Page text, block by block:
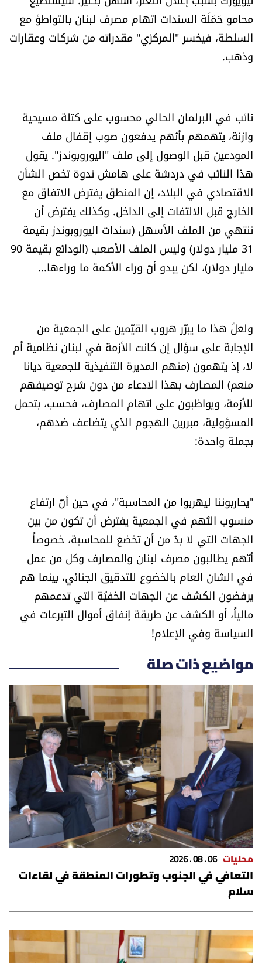
محامو حَمَلَة السندات اتهام مصرف لبنان بالتواطؤ مع
السلطة، فيخسر "المركزي" مقدراته من شركات وعقارات
وذهب.
نائب في البرلمان الحالي محسوب على كتلة مسيحية
وازنة، يتهمهم بأنّهم يدفعون صوب إقفال ملف
المودعين قبل الوصول إلى ملف "اليوروبوندز". يقول
هذا النائب في دردشة على هامش ندوة تخص الشأن
الاقتصادي في البلاد، إن المنطق يفترض الاتفاق مع
الخارج قبل الالتفات إلى الداخل. وكذلك يفترض أن
ننتهي من الملف الأسهل (سندات اليوروبوندز بقيمة
31 مليار دولار) وليس الملف الأصعب (الودائع بقيمة 90
مليار دولار)، لكن يبدو أنّ وراء الأكمة ما وراءها...
ولعلّ هذا ما يبرّر هروب القيّمين على الجمعية من
الإجابة على سؤال إن كانت الأزمة في لبنان نظامية أم
لا، إذ يتهمون (منهم المديرة التنفيذية للجمعية ديانا
منعم) المصارف بهذا الادعاء من دون شرح توصيفهم
للأزمة، ويواظبون على اتهام المصارف، فحسب، بتحمل
المسؤولية، مبررين الهجوم الذي يتضاعف ضدهم،
بجملة واحدة:
"يحاربوننا ليهربوا من المحاسبة"، في حين أنّ ارتفاع
منسوب التُهم في الجمعية يفترض أن تكون من بين
الجهات التي لا بدّ من أن تخضع للمحاسبة، خصوصاً
أنّهم يطالبون مصرف لبنان والمصارف وكل من عمل
في الشان العام بالخضوع للتدقيق الجنائي، بينما هم
يرفضون الكشف عن الجهات الخفيّة التي تدعمهم
مالياً، أو الكشف عن طريقة إنفاق أموال التبرعات في
السياسة وفي الإعلام!
مواضيع ذات صلة
محليات 06 . 08 . 2026
التعافي في الجنوب وتطورات المنطقة في لقاءات
سلام